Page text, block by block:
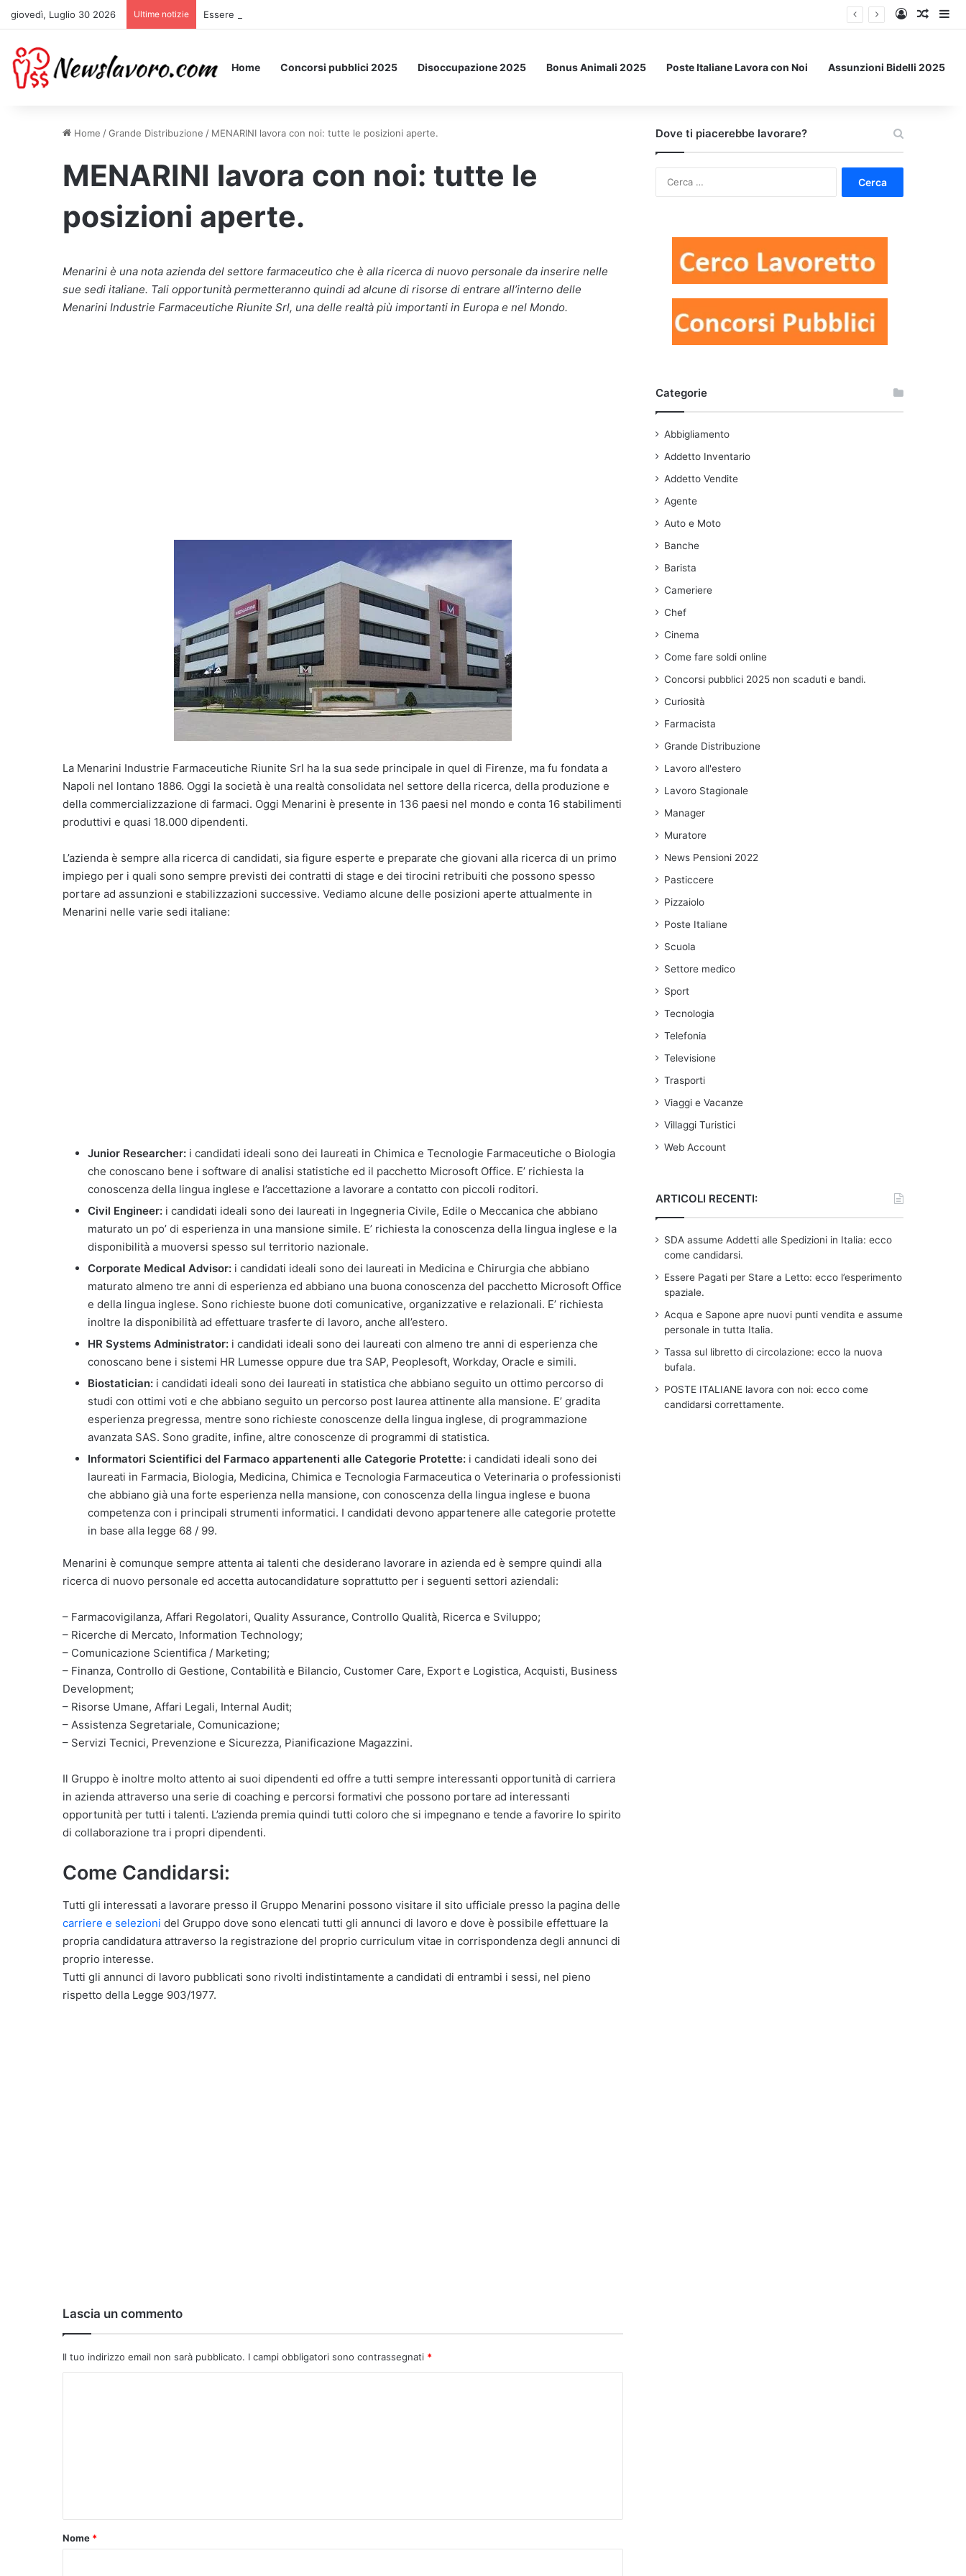
giovedì, Luglio 30 2026 Ultime notizie Essere Pagati per Stare a Letto: ecco l’esperimento spaziale. Accedi
Un
Home Concorsi pubblici 2025 Disoccupazione 2025 Bonus Animali 2025 Poste Italiane Lavora con Noi Assunzioni Bidelli 2025
Home /Grande Distribuzione / MENARINI lavora con noi: tutte le posizioni aperte.
MENARINI lavora con noi: tutte le
posizioni aperte.
Menarini è una nota azienda del settore farmaceutico che è alla ricerca di nuovo personale da inserire nelle
sue sedi italiane. Tali opportunità permetteranno quindi ad alcune di risorse di entrare all’interno delle
Menarini Industrie Farmaceutiche Riunite Srl, una delle realtà più importanti in Europa e nel Mondo.
La Menarini Industrie Farmaceutiche Riunite Srl ha la sua sede principale in quel di Firenze, ma fu fondata a
Napoli nel lontano 1886. Oggi la società è una realtà consolidata nel settore della ricerca, della produzione e
della commercializzazione di farmaci. Oggi Menarini è presente in 136 paesi nel mondo e conta 16 stabilimenti
produttivi e quasi 18.000 dipendenti.
L’azienda è sempre alla ricerca di candidati, sia figure esperte e preparate che giovani alla ricerca di un primo
impiego per i quali sono sempre previsti dei contratti di stage e dei tirocini retribuiti che possono spesso
portare ad assunzioni e stabilizzazioni successive. Vediamo alcune delle posizioni aperte attualmente in
Menarini nelle varie sedi italiane:
Junior Researcher: i candidati ideali sono dei laureati in Chimica e Tecnologie Farmaceutiche o Biologia
che conoscano bene i software di analisi statistiche ed il pacchetto Microsoft Office. E’ richiesta la
conoscenza della lingua inglese e l’accettazione a lavorare a contatto con piccoli roditori.
Civil Engineer: i candidati ideali sono dei laureati in Ingegneria Civile, Edile o Meccanica che abbiano
maturato un po’ di esperienza in una mansione simile. E’ richiesta la conoscenza della lingua inglese e la
disponibilità a muoversi spesso sul territorio nazionale.
Corporate Medical Advisor: i candidati ideali sono dei laureati in Medicina e Chirurgia che abbiano
maturato almeno tre anni di esperienza ed abbiano una buona conoscenza del pacchetto Microsoft Office
e della lingua inglese. Sono richieste buone doti comunicative, organizzative e relazionali. E’ richiesta
inoltre la disponibilità ad effettuare trasferte di lavoro, anche all’estero.
HR Systems Administrator: i candidati ideali sono dei laureati con almeno tre anni di esperienza che
conoscano bene i sistemi HR Lumesse oppure due tra SAP, Peoplesoft, Workday, Oracle e simili.
Biostatician: i candidati ideali sono dei laureati in statistica che abbiano seguito un ottimo percorso di
studi con ottimi voti e che abbiano seguito un percorso post laurea attinente alla mansione. E’ gradita
esperienza pregressa, mentre sono richieste conoscenze della lingua inglese, di programmazione
avanzata SAS. Sono gradite, infine, altre conoscenze di programmi di statistica.
Informatori Scientifici del Farmaco appartenenti alle Categorie Protette: i candidati ideali sono dei
laureati in Farmacia, Biologia, Medicina, Chimica e Tecnologia Farmaceutica o Veterinaria o professionisti
che abbiano già una forte esperienza nella mansione, con conoscenza della lingua inglese e buona
competenza con i principali strumenti informatici. I candidati devono appartenere alle categorie protette
in base alla legge 68 / 99.
Menarini è comunque sempre attenta ai talenti che desiderano lavorare in azienda ed è sempre quindi alla
ricerca di nuovo personale ed accetta autocandidature soprattutto per i seguenti settori aziendali:
– Farmacovigilanza, Affari Regolatori, Quality Assurance, Controllo Qualità, Ricerca e Sviluppo;
– Ricerche di Mercato, Information Technology;
– Comunicazione Scientifica / Marketing;
– Finanza, Controllo di Gestione, Contabilità e Bilancio, Customer Care, Export e Logistica, Acquisti, Business
Development;
– Risorse Umane, Affari Legali, Internal Audit;
– Assistenza Segretariale, Comunicazione;
– Servizi Tecnici, Prevenzione e Sicurezza, Pianificazione Magazzini.
Il Gruppo è inoltre molto attento ai suoi dipendenti ed offre a tutti sempre interessanti opportunità di carriera
in azienda attraverso una serie di coaching e percorsi formativi che possono portare ad interessanti
opportunità per tutti i talenti. L’azienda premia quindi tutti coloro che si impegnano e tende a favorire lo spirito
di collaborazione tra i propri dipendenti.
Come Candidarsi:
Tutti gli interessati a lavorare presso il Gruppo Menarini possono visitare il sito ufficiale presso la pagina delle
carriere e selezioni del Gruppo dove sono elencati tutti gli annunci di lavoro e dove è possibile effettuare la
propria candidatura attraverso la registrazione del proprio curriculum vitae in corrispondenza degli annunci di
proprio interesse.
Tutti gli annunci di lavoro pubblicati sono rivolti indistintamente a candidati di entrambi i sessi, nel pieno
rispetto della Legge 903/1977.
Lascia un commento
Il tuo indirizzo email non sarà pubblicato. I campi obbligatori sono contrassegnati *
o
Nome *
Dove ti piacerebbe lavorare?
Categorie
Abbigliamento
Addetto Inventario
Addetto Vendite
Agente
Auto e Moto
Banche
Barista
Cameriere
Chef
Cinema
Come fare soldi online
Concorsi pubblici 2025 non scaduti e bandi.
Curiosità
Farmacista
Grande Distribuzione
Lavoro all'estero
Lavoro Stagionale
Manager
Muratore
News Pensioni 2022
Pasticcere
Pizzaiolo
Poste Italiane
Scuola
Settore medico
Sport
Tecnologia
Telefonia
Televisione
Trasporti
Viaggi e Vacanze
Villaggi Turistici
Web Account
ARTICOLI RECENTI:
SDA assume Addetti alle Spedizioni in Italia: ecco
come candidarsi.
Essere Pagati per Stare a Letto: ecco l’esperimento
spaziale.
Acqua e Sapone apre nuovi punti vendita e assume
personale in tutta Italia.
Tassa sul libretto di circolazione: ecco la nuova
bufala.
POSTE ITALIANE lavora con noi: ecco come
candidarsi correttamente.